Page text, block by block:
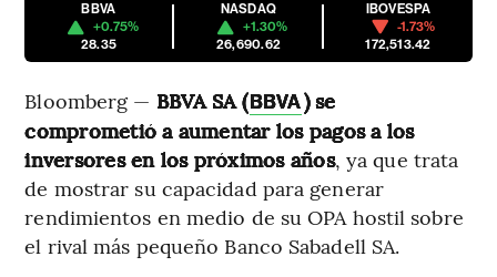
BBVA
+0.75%
28.35
NASDAQ
+1.30%
26,690.62
IBOVESPA
-1.73%
172,513.42
Bloomberg — BBVA SA (BBVA) se
comprometió a aumentar los pagos a los
inversores en los próximos años, ya que trata
de mostrar su capacidad para generar
rendimientos en medio de su OPA hostil sobre
el rival más pequeño Banco Sabadell SA.